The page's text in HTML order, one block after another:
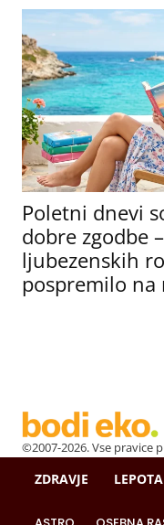
Poletni dnevi
dobre zgodbe
ljubezenskih
pospremilo na
©2007-2026. Vse pravice
ZDRAVJE LEPOTA